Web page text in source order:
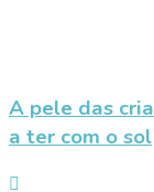
A pele das
a ter com o sol